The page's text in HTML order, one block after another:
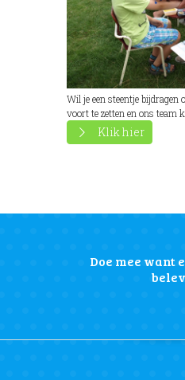
Wil je een steentje bijdragen
voort te zetten en ons team
Klik hier
Doe mee want